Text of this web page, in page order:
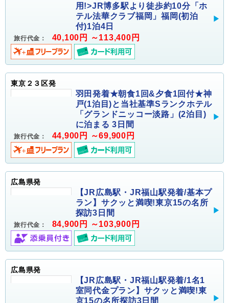
用!>JR博多駅より徒歩約10分「ホ
テル法華クラブ福岡」福岡(初泊
付)1泊4日
旅行代金： 40,100円 ～113,400円
東京２３区発
羽田発着★朝食1回&夕食1回付★神
戸(1泊目)と当社基準Sランクホテル
「グランドニッコー淡路」(2泊目)
に泊まる 3日間
旅行代金： 44,900円 ～69,900円
広島県発
【JR広島駅・JR福山駅発着/基本プ
ラン】サクッと満喫!東京15の名所
探訪3日間
旅行代金： 84,900円 ～103,900円
広島県発
【JR広島駅・JR福山駅発着/1名1
室同代金プラン】サクッと満喫!東
京15の名所探訪3日間